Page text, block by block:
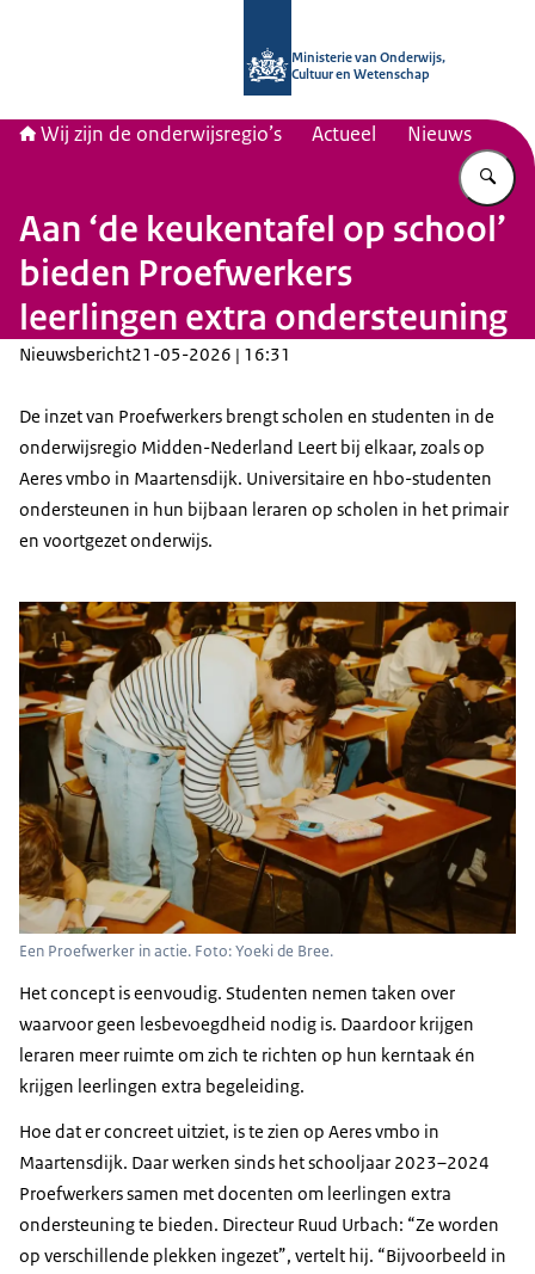
Ministerie van Onderwijs,
Cultuur en Wetenschap
Wij zijn de onderwijsregio’s Actueel Nieuws
Aan ‘de keukentafel op school’
bieden Proefwerkers
leerlingen extra ondersteuning
Nieuwsbericht21-05-2026 | 16:31
De inzet van Proefwerkers brengt scholen en studenten in de
onderwijsregio Midden-Nederland Leert bij elkaar, zoals op
Aeres vmbo in Maartensdijk. Universitaire en hbo-studenten
ondersteunen in hun bijbaan leraren op scholen in het primair
en voortgezet onderwijs.
Een Proefwerker in actie. Foto: Yoeki de Bree.
Het concept is eenvoudig. Studenten nemen taken over
waarvoor geen lesbevoegdheid nodig is. Daardoor krijgen
leraren meer ruimte om zich te richten op hun kerntaak én
krijgen leerlingen extra begeleiding.
Hoe dat er concreet uitziet, is te zien op Aeres vmbo in
Maartensdijk. Daar werken sinds het schooljaar 2023–2024
Proefwerkers samen met docenten om leerlingen extra
ondersteuning te bieden. Directeur Ruud Urbach: “Ze worden
op verschillende plekken ingezet”, vertelt hij. “Bijvoorbeeld in